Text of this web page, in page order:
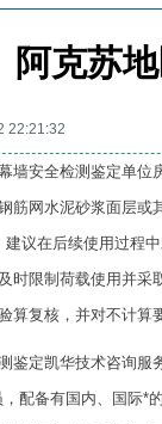
阿克苏
22:21:32
墙安全检测鉴定单位
筋网水泥砂浆面层或
建议在后续使用过程
时限制荷载使用并采
算复核，并对不计算
鉴定凯华技术咨询服
配备有国内、国际*